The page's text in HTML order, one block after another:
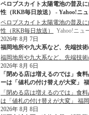
ペロブスカイト太陽電池の普及
性（RKB毎日放送） - Yahoo!ニ
ペロブスカイト太陽電池の普及
性（RKB毎日放送）
Yahoo!ニュ
2026年 8月 7日
福岡地所や九大系など、先端技
福岡地所や九大系など、先端技
2026年 8月 6日
「閉める店は増えるのでは」食
ーは「値札の付け替えが大変」
「閉める店は増えるのでは」食
は「値札の付け替えが大変」 福岡
2026年 8月 8日